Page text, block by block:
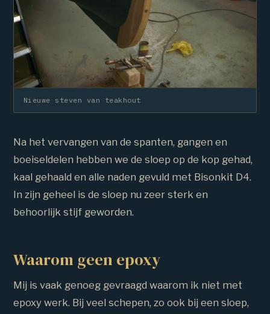
Nieuwe steven van teakhout
Na het vervangen van de spanten, gangen en
boeiseldelen hebben we de sloep op de kop gehad,
kaal gehaald en alle naden gevuld met Bisonkit D4.
In zijn geheel is de sloep nu zeer sterk en
behoorlijk stijf geworden.
Waarom geen epoxy
Mij is vaak genoeg gevraagd waarom ik niet met
epoxy werk. Bij veel schepen, zo ook bij een sloep,